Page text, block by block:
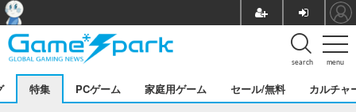
menu
search
特集 PCゲーム 家庭用ゲーム セール/無料 カルチャ